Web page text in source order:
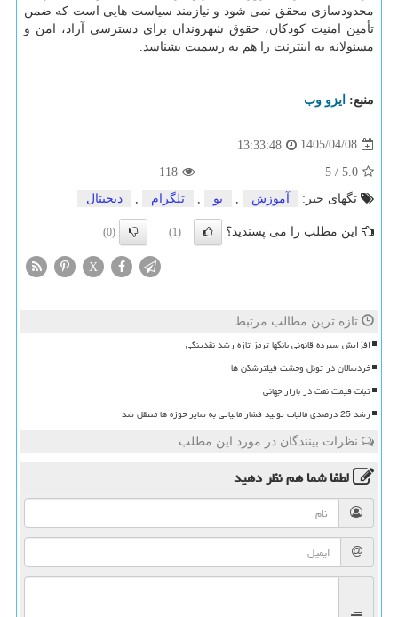
محدودسازی محقق نمی شود و نیازمند سیاست هایی است که ضمن
تأمین امنیت کودکان، حقوق شهروندان برای دسترسی آزاد، امن و
مسئولانه به اینترنت را هم به رسمیت بشناسد.
منبع: ایزو وب
1405/04/08
13:33:48
5.0
/
5
118
تگهای خبر:
آموزش , بو , تلگرام , دیجیتال
این مطلب را می پسندید؟ (1)
(0)
X
تازه ترین مطالب مرتبط
افزایش سپرده قانونی بانکها ترمز تازه رشد نقدینگی
خردسالان در تونل وحشت فیلترشکن ها
ثبات قیمت نفت در بازار جهانی
رشد 25 درصدی مالیات تولید فشار مالیاتی به سایر حوزه ها منتقل شد
نظرات بینندگان در مورد این مطلب
لطفا شما همنظر دهید